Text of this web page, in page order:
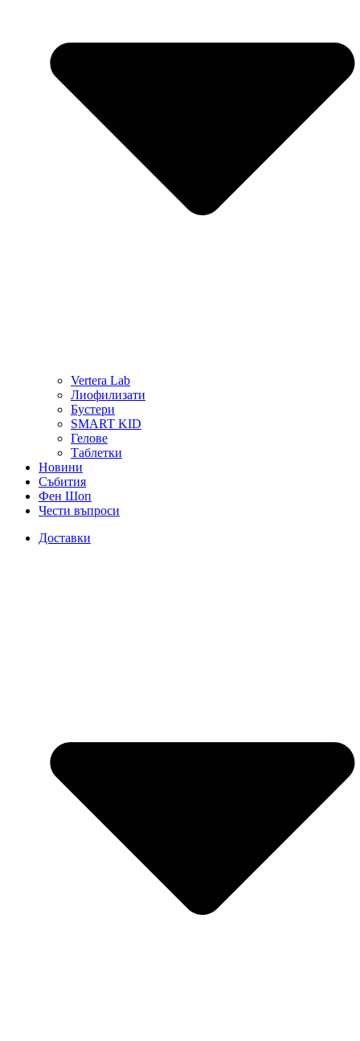
Vertera Lab
Лиофилизати
Бустери
SMART KID
Гелове
Таблетки
Новини
Събития
Фен Шоп
Чести въпроси
Доставки